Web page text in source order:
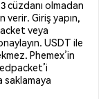
cüzdanı olmadan
verir. Giriş yapın,
veya
USDT ile
Phemex’in
saklamaya